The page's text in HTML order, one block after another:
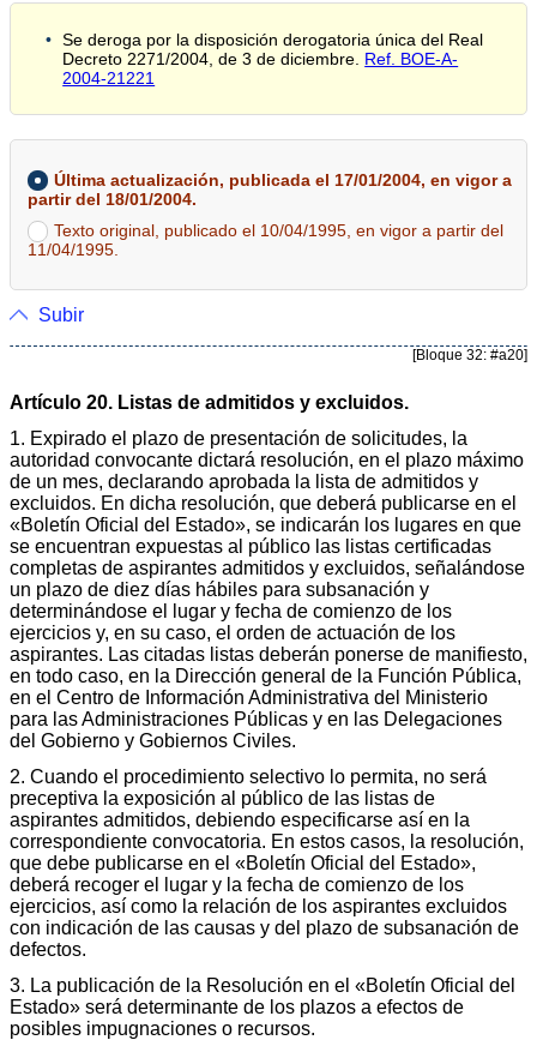
Se deroga por la disposición derogatoria única del Real
Decreto 2271/2004, de 3 de diciembre. Ref. BOE-A-
2004-21221
Última actualización, publicada el 17/01/2004, en vigor a
partir del 18/01/2004.
Texto original, publicado el 10/04/1995, en vigor a partir del
11/04/1995.
Subir
[Bloque 32: #a20]
Artículo 20. Listas de admitidos y excluidos.
1. Expirado el plazo de presentación de solicitudes, la
autoridad convocante dictará resolución, en el plazo máximo
de un mes, declarando aprobada la lista de admitidos y
excluidos. En dicha resolución, que deberá publicarse en el
«Boletín Oficial del Estado», se indicarán los lugares en que
se encuentran expuestas al público las listas certificadas
completas de aspirantes admitidos y excluidos, señalándose
un plazo de diez días hábiles para subsanación y
determinándose el lugar y fecha de comienzo de los
ejercicios y, en su caso, el orden de actuación de los
aspirantes. Las citadas listas deberán ponerse de manifiesto,
en todo caso, en la Dirección general de la Función Pública,
en el Centro de Información Administrativa del Ministerio
para las Administraciones Públicas y en las Delegaciones
del Gobierno y Gobiernos Civiles.
2. Cuando el procedimiento selectivo lo permita, no será
preceptiva la exposición al público de las listas de
aspirantes admitidos, debiendo especificarse así en la
correspondiente convocatoria. En estos casos, la resolución,
que debe publicarse en el «Boletín Oficial del Estado»,
deberá recoger el lugar y la fecha de comienzo de los
ejercicios, así como la relación de los aspirantes excluidos
con indicación de las causas y del plazo de subsanación de
defectos.
3. La publicación de la Resolución en el «Boletín Oficial del
Estado» será determinante de los plazos a efectos de
posibles impugnaciones o recursos.